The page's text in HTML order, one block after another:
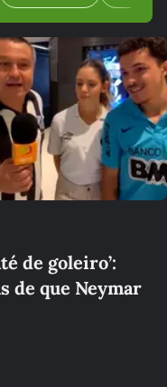
o vídeo
de goleiro’:
de que Neymar